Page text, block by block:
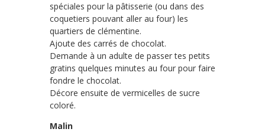
spéciales pour la pâtisserie (ou dans des
coquetiers pouvant aller au four) les
quartiers de clémentine.
Ajoute des carrés de chocolat.
Demande à un adulte de passer tes petits
gratins quelques minutes au four pour faire
fondre le chocolat.
Décore ensuite de vermicelles de sucre
coloré.
Malin